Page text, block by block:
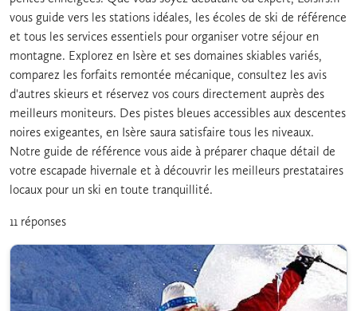
vous guide vers les stations idéales, les écoles de ski de référence
et tous les services essentiels pour organiser votre séjour en
montagne. Explorez en Isère et ses domaines skiables variés,
comparez les forfaits remontée mécanique, consultez les avis
d'autres skieurs et réservez vos cours directement auprès des
meilleurs moniteurs. Des pistes bleues accessibles aux descentes
noires exigeantes, en Isère saura satisfaire tous les niveaux.
Notre guide de référence vous aide à préparer chaque détail de
votre escapade hivernale et à découvrir les meilleurs prestataires
locaux pour un ski en toute tranquillité.
11 réponses